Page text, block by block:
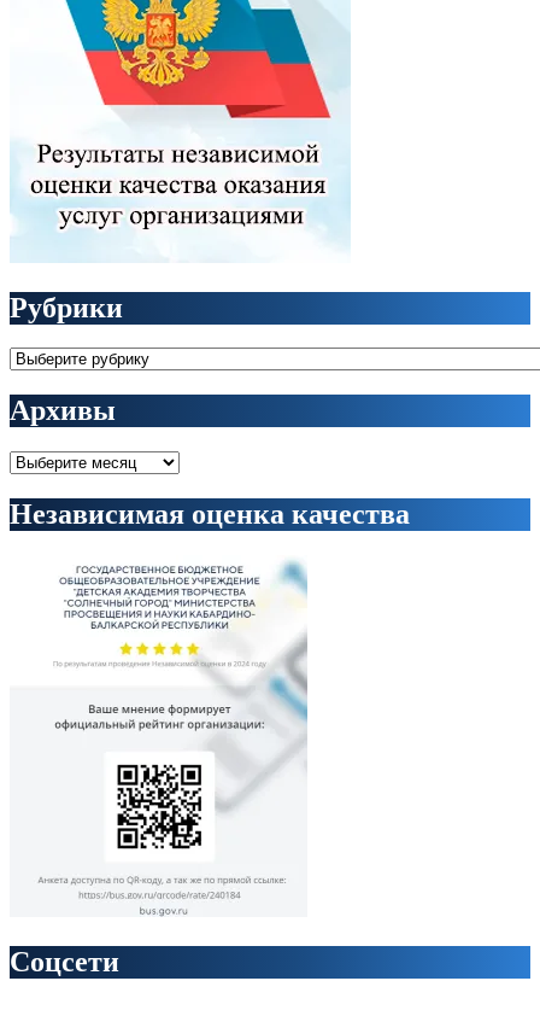
Рубрики
Рубрики
Архивы
Архивы
Независимая оценка качества
Соцсети